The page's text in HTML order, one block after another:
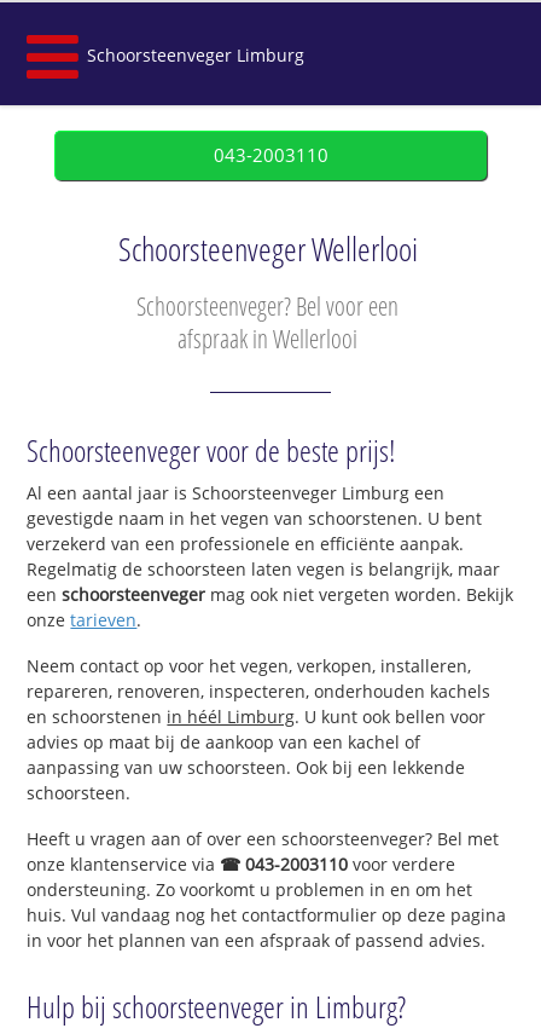
Schoorsteenveger Limburg
043-2003110
Schoorsteenveger Wellerlooi
Schoorsteenveger? Bel voor een
afspraak in Wellerlooi
Schoorsteenveger voor de beste prijs!
Al een aantal jaar is Schoorsteenveger Limburg een
gevestigde naam in het vegen van schoorstenen. U bent
verzekerd van een professionele en efficiënte aanpak.
Regelmatig de schoorsteen laten vegen is belangrijk, maar
eenschoorsteenveger mag ook niet vergeten worden. Bekijk
onzetarieven.
Neem contact op voor het vegen, verkopen, installeren,
repareren, renoveren, inspecteren, onderhouden kachels
en schoorstenen in héél Limburg. U kunt ook bellen voor
advies op maat bij de aankoop van een kachel of
aanpassing van uw schoorsteen. Ook bij een lekkende
schoorsteen.
Heeft u vragen aan of over een schoorsteenveger? Bel met
onze klantenservice via ☎ 043-2003110 voor verdere
ondersteuning. Zo voorkomt u problemen in en om het
huis. Vul vandaag nog het contactformulier op deze pagina
in voor het plannen van een afspraak of passend advies.
Hulp bij schoorsteenveger in Limburg?